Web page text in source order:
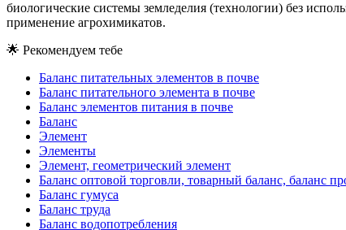
биологические системы земледелия (технологии) без
применение агрохимикатов.
🌟 Рекомендуем тебе
Баланс питательных элементов в почве
Баланс питательного элемента в почве
Баланс элементов питания в почве
Баланс
Элемент
Элементы
Элемент, геометрический элемент
Баланс оптовой торговли, товарный баланс, баланс
Баланс гумуса
Баланс труда
Баланс водопотребления